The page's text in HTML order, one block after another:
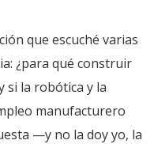
que escuché varias
¿para qué construir
si la robótica y la
manufacturero
—y no la doy yo, la